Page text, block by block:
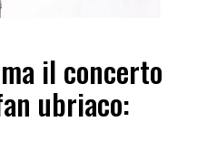
il concerto
ubriaco: